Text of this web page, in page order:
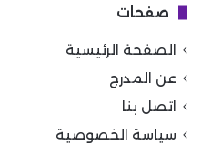
صفحات
الصفحة الرئيسية
عن المدرج
اتصل بنا
سياسة الخصوصية